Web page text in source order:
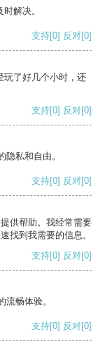
解决。
支持[0] 反对[0]
玩了好几个小时，还
支持[0] 反对[0]
私和自由。
支持[0] 反对[0]
供帮助。我经常需要
找到我需要的信息。
支持[0] 反对[0]
畅体验。
支持[0] 反对[0]